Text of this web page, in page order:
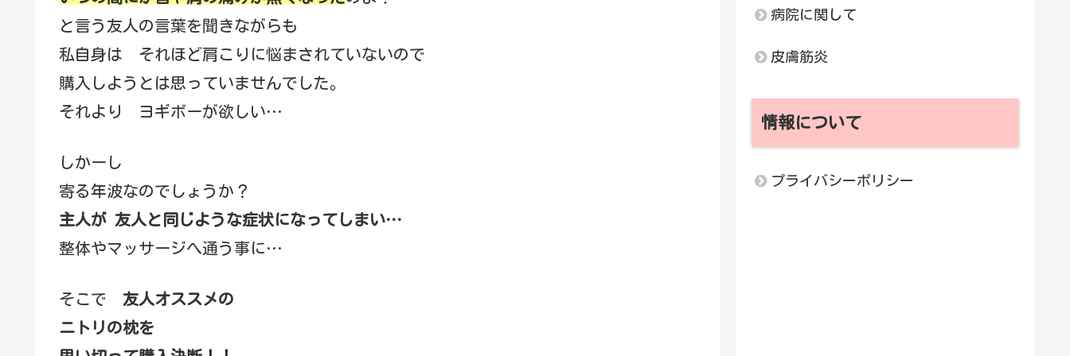
と言う友人の言葉を聞きながらも
私自身は それほど肩こりに悩まされていないので
購入しようとは思っていませんでした。
それより ヨギボーが欲しい…
しかーし
寄る年波なのでしょうか？
主人が 友人と同じような症状になってしまい…
整体やマッサージへ通う事に…
そこで 友人オススメの
ニトリの枕を
病院に関して
皮膚筋炎
情報について
プライバシーポリシー